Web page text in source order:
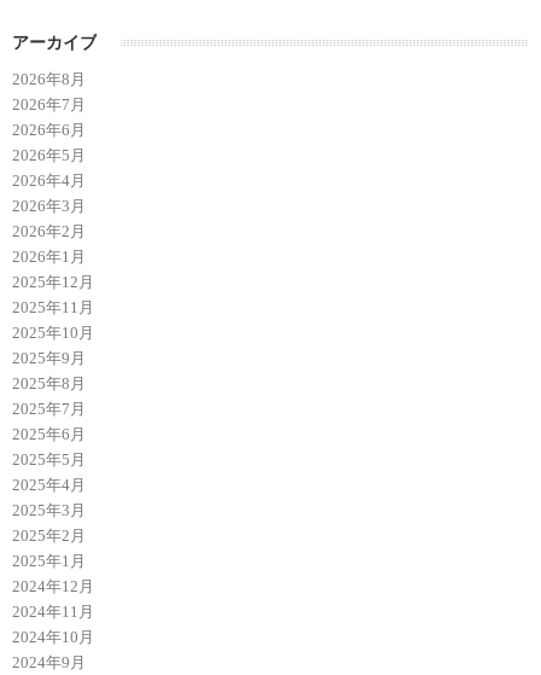
アーカイブ
2026年8月
2026年7月
2026年6月
2026年5月
2026年4月
2026年3月
2026年2月
2026年1月
2025年12月
2025年11月
2025年10月
2025年9月
2025年8月
2025年7月
2025年6月
2025年5月
2025年4月
2025年3月
2025年2月
2025年1月
2024年12月
2024年11月
2024年10月
2024年9月